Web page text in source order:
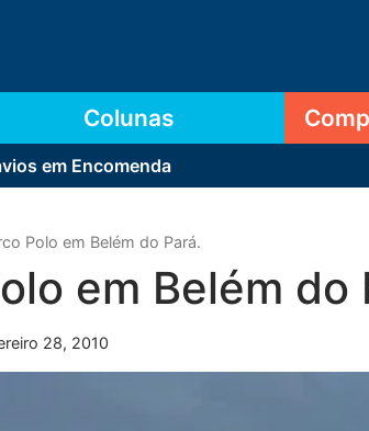
em Encomenda
Colunas
Polo em Belém do Pará.
em Belém do
28, 2010